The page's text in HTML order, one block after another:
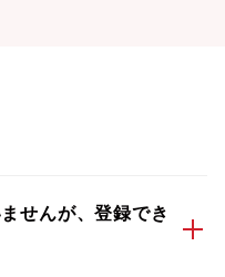
せんが、登録でき